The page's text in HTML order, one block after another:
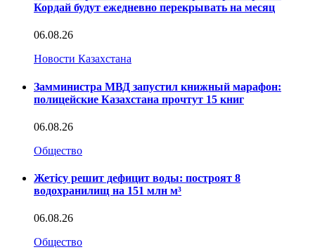
Кордай будут ежедневно перекрывать на месяц
06.08.26
Новости Казахстана
Замминистра МВД запустил книжный марафон:
полицейские Казахстана прочтут 15 книг
06.08.26
Общество
Жетісу решит дефицит воды: построят 8
водохранилищ на 151 млн м³
06.08.26
Общество